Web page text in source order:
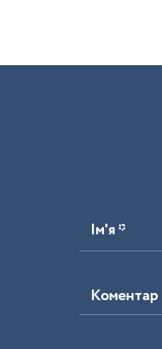
Ім'я *
Коментар